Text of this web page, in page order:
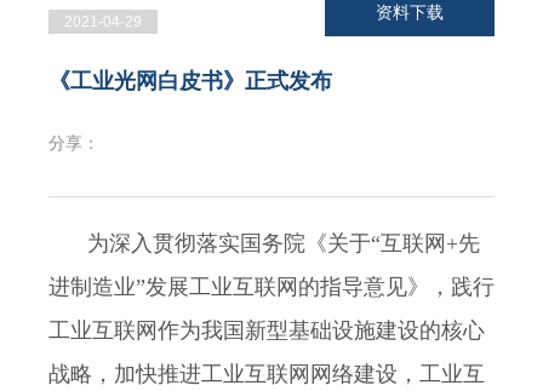
2021-04-29
资料下载
《工业光网白皮书》正式发布
分享：
为深入贯彻落实国务院《关于“互联网+先
进制造业”发展工业互联网的指导意见》，践行
工业互联网作为我国新型基础设施建设的核心
战略，加快推进工业互联网网络建设，工业互